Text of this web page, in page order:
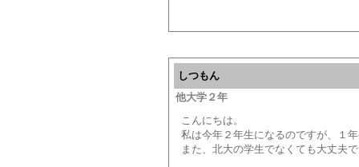
しつもん
他大学２年
こんにちは。
私は今年２年生になるのですが、１
また、北大の学生でなくても大丈夫